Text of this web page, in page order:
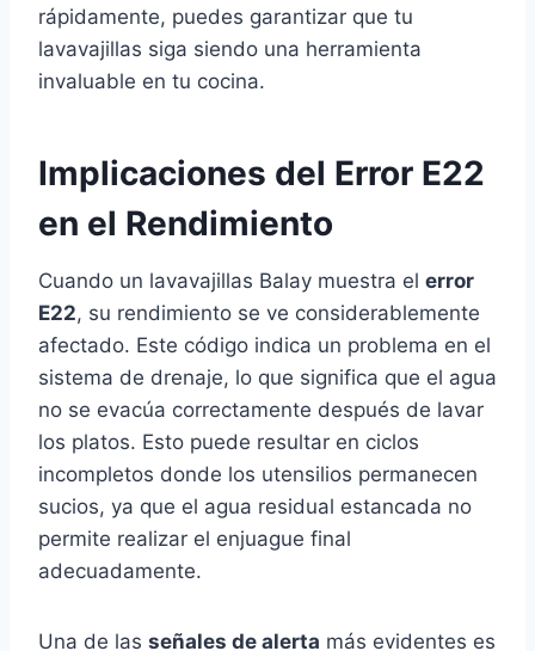
rápidamente, puedes garantizar que tu
lavavajillas siga siendo una herramienta
invaluable en tu cocina.
Implicaciones del Error E22
en el Rendimiento
Cuando un lavavajillas Balay muestra el error
E22, su rendimiento se ve considerablemente
afectado. Este código indica un problema en el
sistema de drenaje, lo que significa que el agua
no se evacúa correctamente después de lavar
los platos. Esto puede resultar en ciclos
incompletos donde los utensilios permanecen
sucios, ya que el agua residual estancada no
permite realizar el enjuague final
adecuadamente.
Una de las señales de alerta más evidentes es